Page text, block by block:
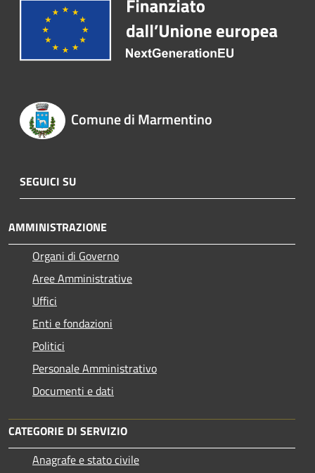
Comune di Marmentino
SEGUICI SU
AMMINISTRAZIONE
Organi di Governo
Aree Amministrative
Uffici
Enti e fondazioni
Politici
Personale Amministrativo
Documenti e dati
CATEGORIE DI SERVIZIO
Anagrafe e stato civile